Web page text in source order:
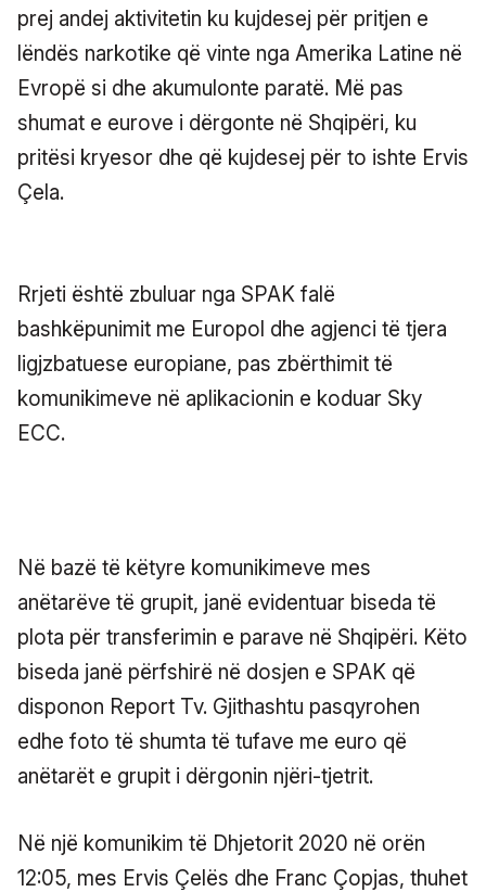
prej andej aktivitetin ku kujdesej për pritjen e
lëndës narkotike që vinte nga Amerika Latine në
Evropë si dhe akumulonte paratë. Më pas
shumat e eurove i dërgonte në Shqipëri, ku
pritësi kryesor dhe që kujdesej për to ishte Ervis
Çela.
Rrjeti është zbuluar nga SPAK falë
bashkëpunimit me Europol dhe agjenci të tjera
ligjzbatuese europiane, pas zbërthimit të
komunikimeve në aplikacionin e koduar Sky
ECC.
Në bazë të këtyre komunikimeve mes
anëtarëve të grupit, janë evidentuar biseda të
plota për transferimin e parave në Shqipëri. Këto
biseda janë përfshirë në dosjen e SPAK që
disponon Report Tv. Gjithashtu pasqyrohen
edhe foto të shumta të tufave me euro që
anëtarët e grupit i dërgonin njëri-tjetrit.
Në një komunikim të Dhjetorit 2020 në orën
12:05, mes Ervis Çelës dhe Franc Çopjas, thuhet